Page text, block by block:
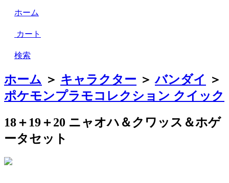
ホーム
カート
検索
ホーム ＞ キャラクター ＞ バンダイ
＞
ポケモンプラモコレクション クイック
18＋19＋20 ニャオハ＆クワッス＆ホゲ
ータセット